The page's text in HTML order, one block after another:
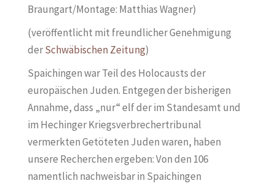
Braungart/Montage: Matthias Wagner)
(veröffentlicht mit freundlicher Genehmigung
derSchwäbischen Zeitung)
Spaichingen war Teil des Holocausts der
europäischen Juden. Entgegen der bisherigen
Annahme, dass „nur“ elf der im Standesamt und
im Hechinger Kriegsverbrechertribunal
vermerkten Getöteten Juden waren, haben
unsere Recherchen ergeben: Von den 106
namentlich nachweisbar in Spaichingen